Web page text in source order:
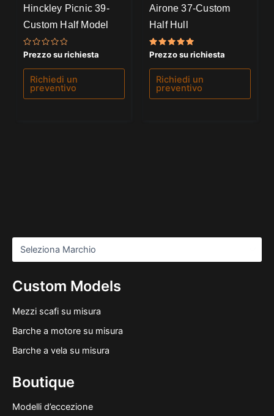
Custom Models
Mezzi scafi su misura
Barche a motore su misura
Barche a vela su misura
Boutique
Modelli d’eccezione
Hinckley Picnic 39-
Custom Half Model
Valutato
su
Prezzo su richiesta
Richiedi un
preventivo
Airone 37-Custom
Half Hull
Valutato
su 5
Prezzo su richiesta
Richiedi un
preventivo